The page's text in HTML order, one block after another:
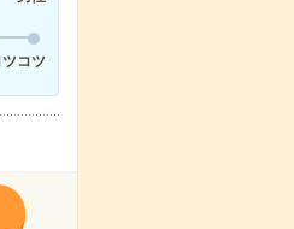
ツコツ